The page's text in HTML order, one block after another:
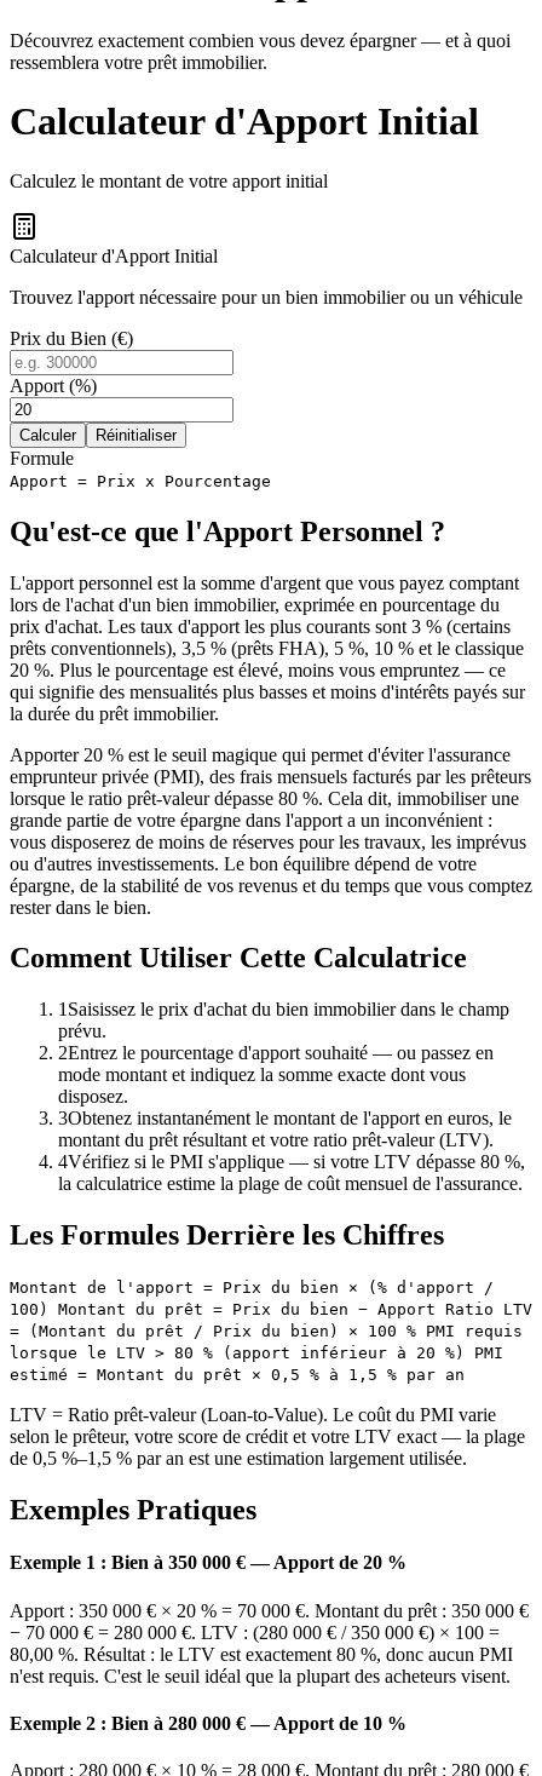
Découvrez exactement combien vous devez épargner — et à quoi
ressemblera votre prêt immobilier.
Calculateur d'Apport Initial
Calculez le montant de votre apport initial
Calculateur d'Apport Initial
Trouvez l'apport nécessaire pour un bien immobilier ou un véhicule
Prix du Bien (€)
Apport (%)
Calculer Réinitialiser
Formule
Apport = Prix x Pourcentage
Qu'est-ce que l'Apport Personnel ?
L'apport personnel est la somme d'argent que vous payez comptant
lors de l'achat d'un bien immobilier, exprimée en pourcentage du
prix d'achat. Les taux d'apport les plus courants sont 3 % (certains
prêts conventionnels), 3,5 % (prêts FHA), 5 %, 10 % et le classique
20 %. Plus le pourcentage est élevé, moins vous empruntez — ce
qui signifie des mensualités plus basses et moins d'intérêts payés sur
la durée du prêt immobilier.
Apporter 20 % est le seuil magique qui permet d'éviter l'assurance
emprunteur privée (PMI), des frais mensuels facturés par les prêteurs
lorsque le ratio prêt-valeur dépasse 80 %. Cela dit, immobiliser une
grande partie de votre épargne dans l'apport a un inconvénient :
vous disposerez de moins de réserves pour les travaux, les imprévus
ou d'autres investissements. Le bon équilibre dépend de votre
épargne, de la stabilité de vos revenus et du temps que vous comptez
rester dans le bien.
Comment Utiliser Cette Calculatrice
1 Saisissez le prix d'achat du bien immobilier dans le champ
prévu.
2Entrez le pourcentage d'apport souhaité — ou passez en
mode montant et indiquez la somme exacte dont vous
disposez.
3Obtenez instantanément le montant de l'apport en euros, le
montant du prêt résultant et votre ratio prêt-valeur (LTV).
4Vérifiez si le PMI s'applique — si votre LTV dépasse 80 %,
la calculatrice estime la plage de coût mensuel de l'assurance.
Les Formules Derrière les Chiffres
Montant de l'apport = Prix du bien × (% d'apport /
100) Montant du prêt = Prix du bien − Apport Ratio LTV
= (Montant du prêt / Prix du bien) × 100 % PMI requis
lorsque le LTV > 80 % (apport inférieur à 20 %) PMI
estimé = Montant du prêt × 0,5 % à 1,5 % par an
LTV = Ratio prêt-valeur (Loan-to-Value). Le coût du PMI varie
selon le prêteur, votre score de crédit et votre LTV exact — la plage
de 0,5 %–1,5 % par an est une estimation largement utilisée.
Exemples Pratiques
Exemple 1 : Bien à 350 000 € — Apport de 20 %
Apport : 350 000 € × 20 % = 70 000 €. Montant du prêt : 350 000 €
− 70 000 € = 280 000 €. LTV : (280 000 € / 350 000 €) × 100 =
80,00 %. Résultat : le LTV est exactement 80 %, donc aucun PMI
n'est requis. C'est le seuil idéal que la plupart des acheteurs visent.
Exemple 2 : Bien à 280 000 € — Apport de 10 %
Apport : 280 000 € × 10 % = 28 000 €. Montant du prêt : 280 000 €